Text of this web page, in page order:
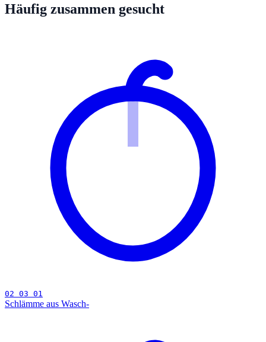
Häufig zusammen gesucht
02 03 01
Schlämme aus Wasch-